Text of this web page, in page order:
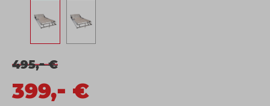
495,-€
399,- €